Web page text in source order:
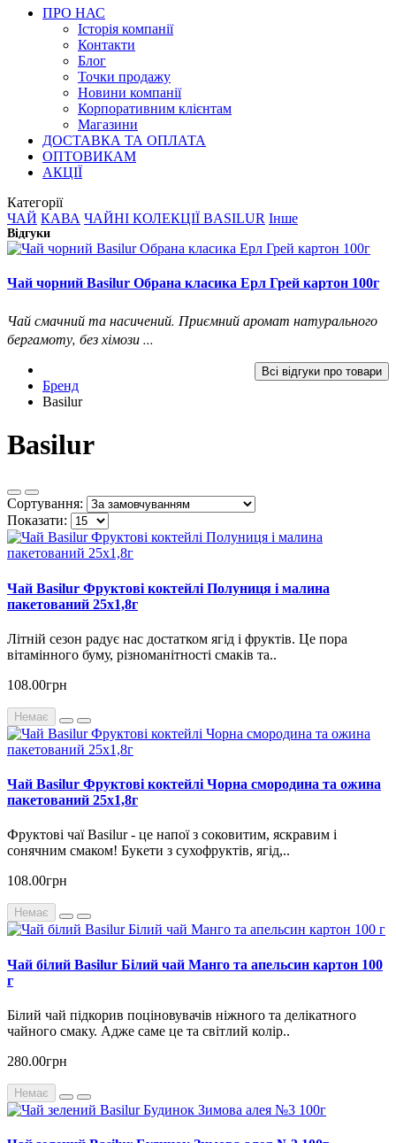
ПРО НАС
Історія компанії
Контакти
Блог
Точки продажу
Новини компанії
Корпоративним клієнтам
Магазини
ДОСТАВКА ТА ОПЛАТА
ОПТОВИКАМ
АКЦІЇ
Категорії
ЧАЙ КАВА ЧАЙНІ КОЛЕКЦІЇ BASILUR Інше
Відгуки
Чай чорний Basilur Обрана класика Ерл Грей картон 100г
Чай смачний та насичений. Приємний аромат натурального
бергамоту, без хімози ...
Всі відгуки про товари
Бренд
Basilur
Basilur
Сортування:
Показати:
Чай Basilur Фруктові коктейлі Полуниця і малина
пакетований 25х1,8г
Літній сезон радує нас достатком ягід і фруктів. Це пора
вітамінного буму, різноманітності смаків та..
108.00грн
Немає
Чай Basilur Фруктові коктейлі Чорна смородина та ожина
пакетований 25х1,8г
Фруктові чаї Basilur - це напої з соковитим, яскравим і
сонячним смаком! Букети з сухофруктів, ягід,..
108.00грн
Немає
Чай білий Basilur Білий чай Манго та апельсин картон 100
г
Білий чай підкорив поціновувачів ніжного та делікатного
чайного смаку. Адже саме це та світлий колір..
280.00грн
Немає